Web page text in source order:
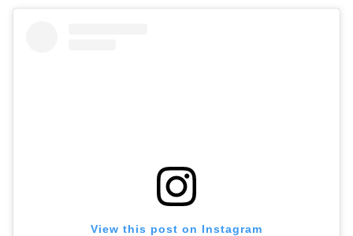
View this post on Instagram